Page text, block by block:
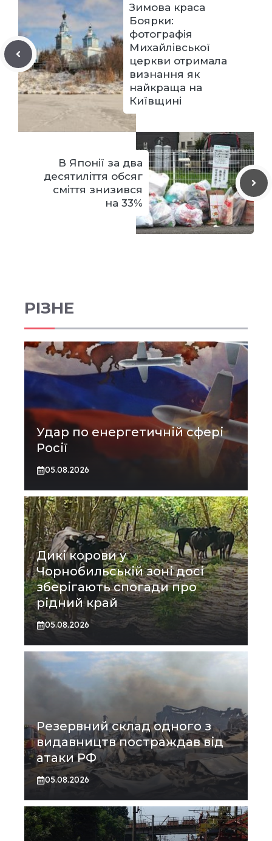
Зимова краса
Боярки:
фотографія
Михайлівської
церкви отримала
визнання як
найкраща на
Київщині
В Японії за два
десятиліття обсяг
сміття знизився
на 33%
РІЗНЕ
Удар по енергетичній сфері
Росії
05.08.2026
Дикі корови у
Чорнобильській зоні досі
зберігають спогади про
рідний край
05.08.2026
Резервний склад одного з
видавництв постраждав від
атаки РФ
05.08.2026